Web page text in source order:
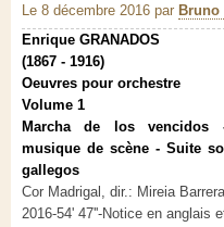
Le 8 décembre 2016 par Bruno
Enrique GRANADOS
(1867 - 1916)
Oeuvres pour orchestre
Volume 1
Marcha de los vencidos
musique de scène - Suite
gallegos
Cor Madrigal, dir.: Mireia Barrera
2016-54' 47''-Notice en anglais